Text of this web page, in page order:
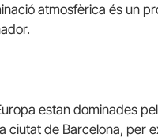
atmosfèrica és un
estan dominades
ciutat de Barcelona, per